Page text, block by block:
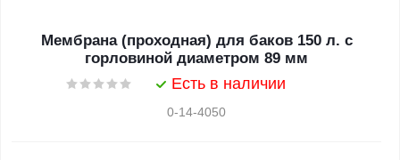
Мембрана (проходная) для баков 150 л. с
горловиной диаметром 89 мм
Есть в наличии
0-14-4050